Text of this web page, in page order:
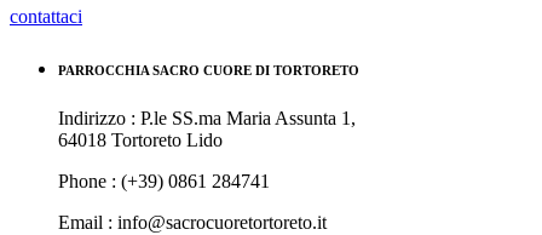
contattaci
PARROCCHIA SACRO CUORE DI TORTORETO
Indirizzo : P.le SS.ma Maria Assunta 1,
64018 Tortoreto Lido
Phone : (+39) 0861 284741
Email : info@sacrocuoretortoreto.it